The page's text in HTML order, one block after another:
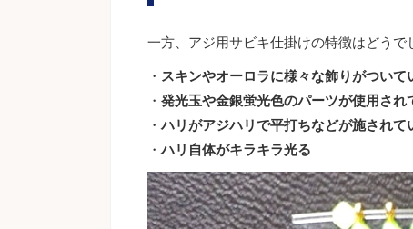
一方、アジ用サビキ仕掛けの特徴はどうで
・ スキンやオーロラに様々な飾りがつい
・ 発光玉や金銀蛍光色のパーツが使用され
・ハリがアジハリで平打ちなどが施されて
・ハリ自体がキラキラ光る